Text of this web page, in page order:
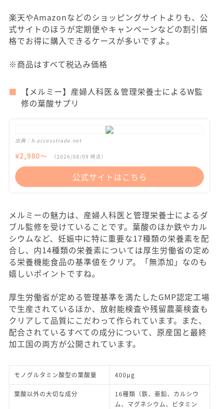
楽天やAmazonなどのショッピングサイトよりも、公
式サイトのほうが定期便やキャンペーンなどの割引価
格でお得に購入できるケースが多いですよ。
※商品はすべて税込み価格
【メルミー】産婦人科医＆管理栄養士によるW監
修の葉酸サプリ
出典： h.accesstrade.net
¥2,980〜 （2026/08/09 時点）
公式サイトはこちら
メルミーの魅力は、産婦人科医と管理栄養士によるダ
ブル監修を受けていることです。葉酸のほか鉄やカル
シウムなど、妊娠中に特に重要な17種類の栄養素を配
合し、内14種類の栄養素については厚生労働省の定め
る栄養機能食品の基準値をクリア。「無添加」なのも
嬉しいポイントですね。
厚生労働省が定める管理基準を満たしたGMP認定工場
で生産されているほか、放射能検査や残留農薬検査も
クリアして品質にこだわって作られています。また、
配合されているすべての成分について、原産国と最終
加工国の両方が公開されています。
モノグルタミン酸型の葉酸量 400μg
葉酸以外の大切な成分
16種類（鉄、亜鉛、カルシウ
ム、マグネシウム、ビタミン